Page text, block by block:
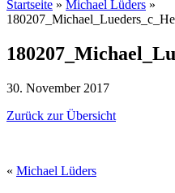
Startseite » Michael Lüders »
30. November 2017
Zurück zur Übersicht
« Michael Lüders